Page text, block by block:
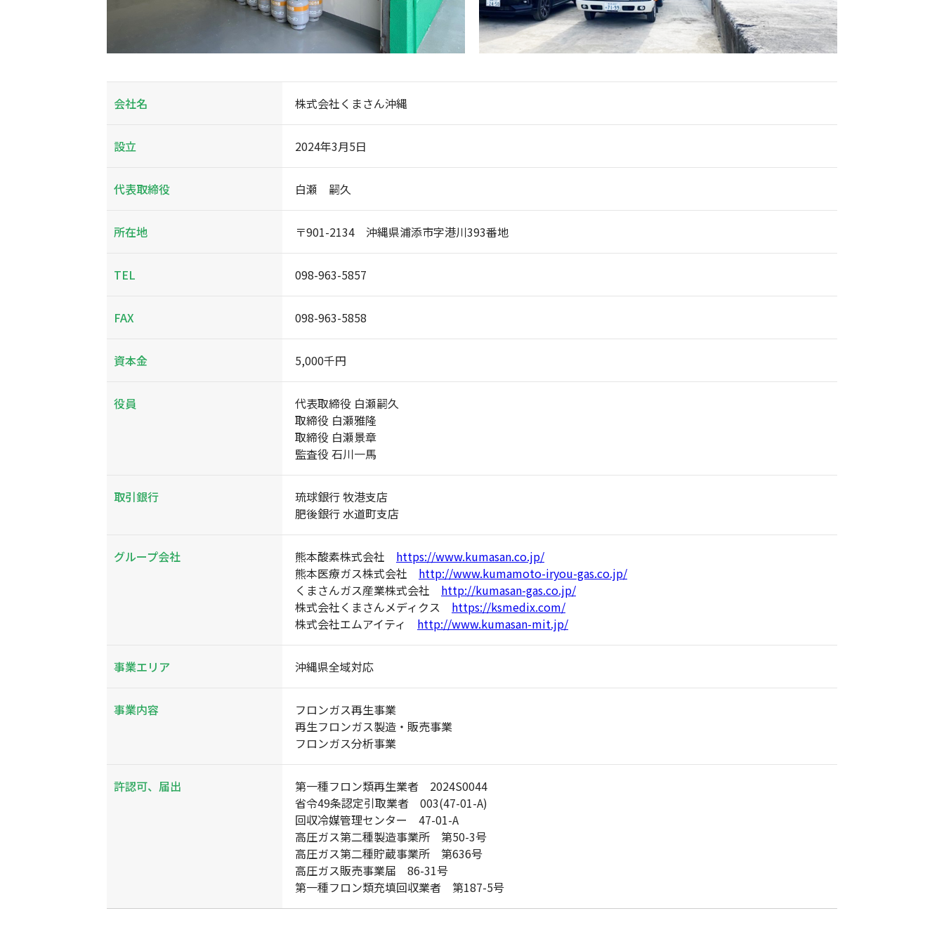
会社名 株式会社くまさん沖縄
設立 2024年3月5日
代表取締役 白瀬 嗣久
所在地 〒901-2134 沖縄県浦添市字港川393番地
TEL 098-963-5857
FAX 098-963-5858
資本金 5,000千円
役員
代表取締役 白瀬嗣久
取締役 白瀬雅隆
取締役 白瀬景章
監査役 石川一馬
取引銀行
琉球銀行 牧港支店
肥後銀行 水道町支店
グループ会社 熊本酸素株式会社 https://www.kumasan.co.jp/
熊本医療ガス株式会社 http://www.kumamoto-iryou-gas.co.jp/
くまさんガス産業株式会社 http://kumasan-gas.co.jp/
株式会社くまさんメディクス https://ksmedix.com/
株式会社エムアイティ http://www.kumasan-mit.jp/
事業エリア 沖縄県全域対応
事業内容
フロンガス再生事業
再生フロンガス製造・販売事業
フロンガス分析事業
許認可、届出
第一種フロン類再生業者 2024S0044
省令49条認定引取業者 003(47-01-A)
回収冷媒管理センター 47-01-A
高圧ガス第二種製造事業所 第50-3号
高圧ガス第二種貯蔵事業所 第636号
高圧ガス販売事業届 86-31号
第一種フロン類充填回収業者 第187-5号